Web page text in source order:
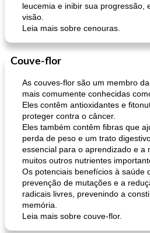
pimentas recheadas de estilo italiano
leucemia e inibir sua progressão,
visão.
Leia mais sobre cenouras.
Couve-flor
As couves-flor são um membro
mais comumente conhecidas
Eles contêm antioxidantes e
proteger contra o câncer.
Eles também contêm fibras que
perda de peso e um trato
essencial para o aprendizado e a
muitos outros nutrientes
Os potenciais benefícios à saúde
prevenção de mutações e a
radicais livres, prevenindo a
memória.
Leia mais sobre couve-flor.